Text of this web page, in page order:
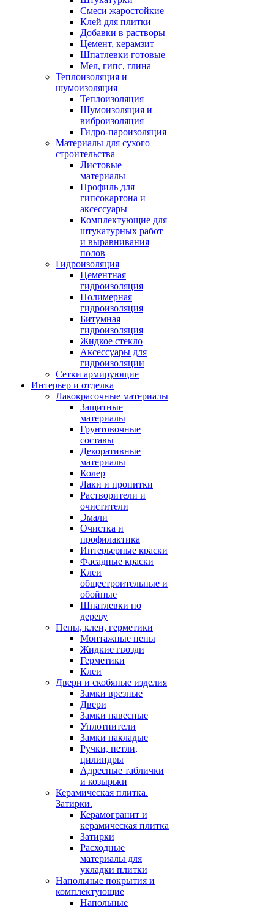
Смеси жаростойкие
Клей для плитки
Добавки в растворы
Цемент, керамзит
Шпатлевки готовые
Мел, гипс, глина
Теплоизоляция и
шумоизоляция
Теплоизоляция
Шумоизоляция и
виброизоляция
Гидро-пароизоляция
Материалы для сухого
строительства
Листовые
материалы
Профиль для
гипсокартона и
аксессуары
Комплектующие для
штукатурных работ
и выравнивания
полов
Гидроизоляция
Цементная
гидроизоляция
Полимерная
гидроизоляция
Битумная
гидроизоляция
Жидкое стекло
Аксессуары для
гидроизоляции
Сетки армирующие
Интерьер и отделка
Лакокрасочные материалы
Защитные
материалы
Грунтовочные
составы
Декоративные
материалы
Колер
Лаки и пропитки
Растворители и
очистители
Эмали
Очистка и
профилактика
Интерьерные краски
Фасадные краски
Клеи
общестроительные и
обойные
Шпатлевки по
дереву
Пены, клеи, герметики
Монтажные пены
Жидкие гвозди
Герметики
Клеи
Двери и скобяные изделия
Замки врезные
Двери
Замки навесные
Уплотнители
Замки накладые
Ручки, петли,
цилиндры
Адресные таблички
и козырьки
Керамическая плитка.
Затирки.
Керамогранит и
керамическая плитка
Затирки
Расходные
материалы для
укладки плитки
Напольные покрытия и
комплектующие
Напольные